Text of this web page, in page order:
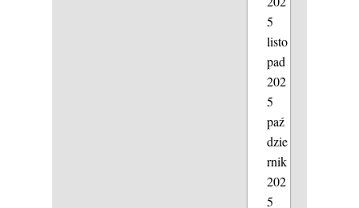
5
listo
pad
202
5
paź
dzie
rnik
202
5